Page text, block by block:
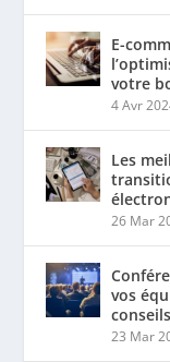
E-
votre
4 Avr
Les
26 Mar
vos
23 Mar